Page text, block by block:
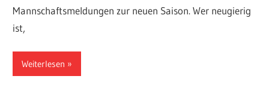
Mannschaftsmeldungen zur neuen Saison. Wer neugierig
ist,
Weiterlesen